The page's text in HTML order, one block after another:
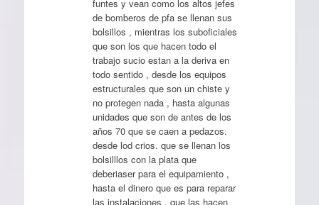
funtes y vean como los altos jefes
de bomberos de pfa se llenan sus
bolsillos , mientras los suboficiales
que son los que hacen todo el
trabajo sucio estan a la deriva en
todo sentido , desde los equipos
estructurales que son un chiste y
no protegen nada , hasta algunas
unidades que son de antes de los
años 70 que se caen a pedazos.
desde lod crios. que se llenan los
bolsilllos con la plata que
deberiaser para el equipamiento ,
hasta el dinero que es para reparar
las instalaciones , que las hacen